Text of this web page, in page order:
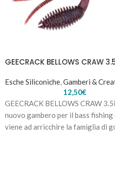
GEECRACK BELLOWS CRAW
Esche Siliconiche Gamberi &
12,50€
GEECRACK BELLOWS CRAW
nuovo gambero per il bass fishing
viene ad arricchire la famiglia di